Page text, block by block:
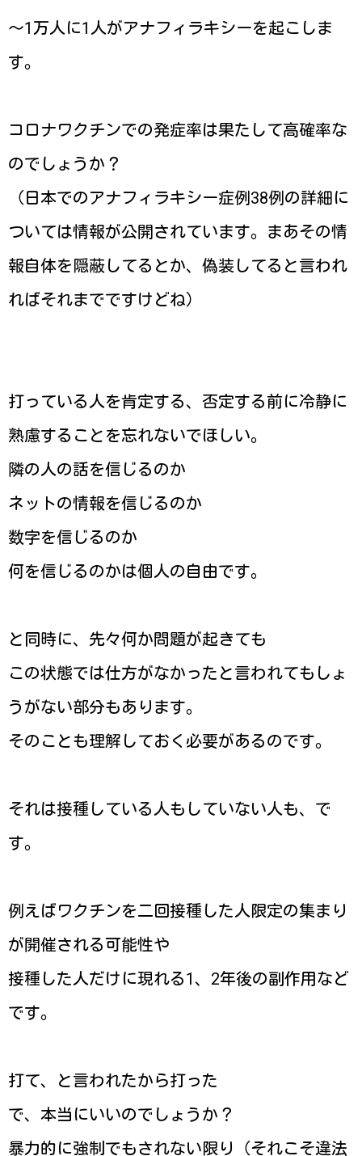
〜1万人に1人がアナフィラキシーを起こしま
す。
コロナワクチンでの発症率は果たして高確率な
のでしょうか？
（日本でのアナフィラキシー症例38例の詳細に
ついては情報が公開されています。まあその情
報自体を隠蔽してるとか、偽装してると言われ
ればそれまでですけどね）
打っている人を肯定する、否定する前に冷静に
熟慮することを忘れないでほしい。
隣の人の話を信じるのか
ネットの情報を信じるのか
数字を信じるのか
何を信じるのかは個人の自由です。
と同時に、先々何か問題が起きても
この状態では仕方がなかったと言われてもしょ
うがない部分もあります。
そのことも理解しておく必要があるのです。
それは接種している人もしていない人も、で
す。
例えばワクチンを二回接種した人限定の集まり
が開催される可能性や
接種した人だけに現れる1、2年後の副作用など
です。
打て、と言われたから打った
で、本当にいいのでしょうか？
暴力的に強制でもされない限り（それこそ違法